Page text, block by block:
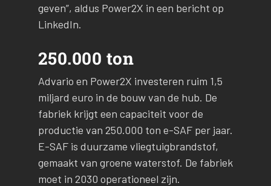
geven”, aldus Power2X in een bericht op
LinkedIn.
250.000 ton
Advario en Power2X investeren ruim 1,5
miljard euro in de bouw van de hub. De
fabriek krijgt een capaciteit voor de
productie van 250.000 ton e-SAF per jaar.
E-SAF is duurzame vliegtuigbrandstof,
gemaakt van groene waterstof. De fabriek
moet in 2030 operationeel zijn.